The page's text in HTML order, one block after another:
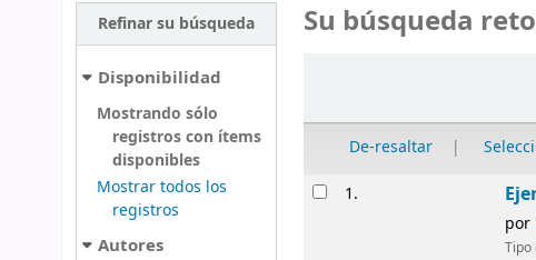
Refinar su búsqueda
Disponibilidad
Mostrando sólo
registros con ítems
disponibles
Mostrar todos los
registros
Autores
Su búsqueda
De-resaltar
Resultados
1.
por